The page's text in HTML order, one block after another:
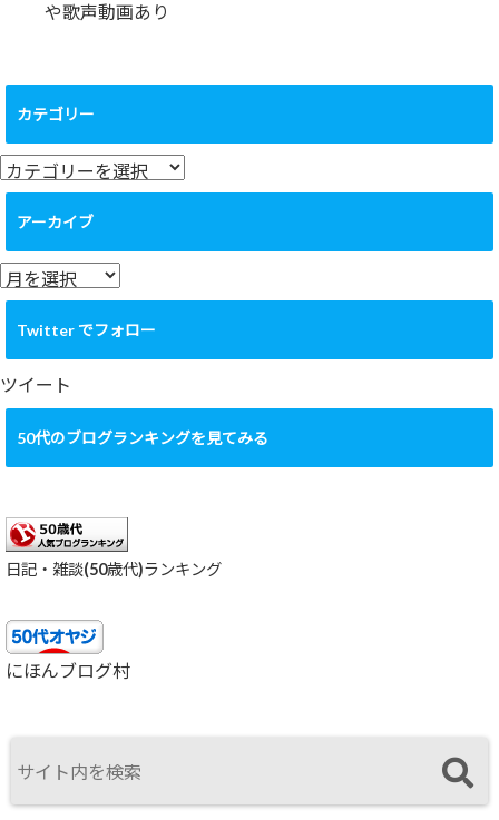
や歌声動画あり
カテゴリー
カ
テ
リ
ー
アーカイブ
ア
ー
イ
ブ
Twitter でフォロー
ツイート
50代のブログランキングを見てみる
日記・雑談(50歳代)ランキング
にほんブログ村